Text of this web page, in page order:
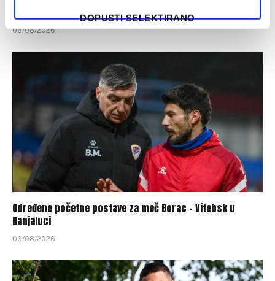
DOPUSTI SELEKTIRANO
‘birali’, a ne pripadali
06/08/2026
Određene početne postave za meč Borac – Vitebsk u
Banjaluci
06/08/2026